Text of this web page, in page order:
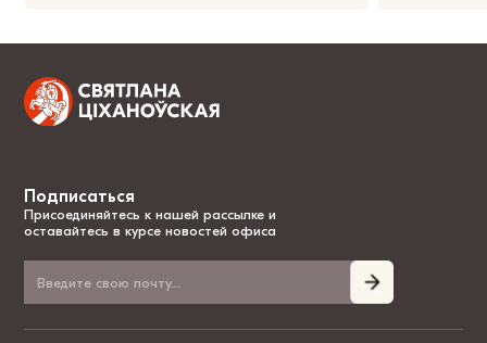
Подписаться
Присоединяйтесь к нашей рассылке и
оставайтесь в курсе новостей офиса